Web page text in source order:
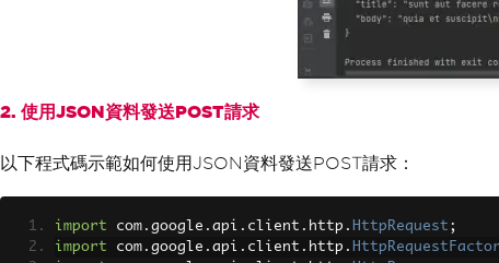
2. 使用JSON資料發送POST請求
以下程式碼示範如何使用JSON資料發送POST請求：
import com . google . api . client . http . HttpRequest ;
import com . google . api . client . http .